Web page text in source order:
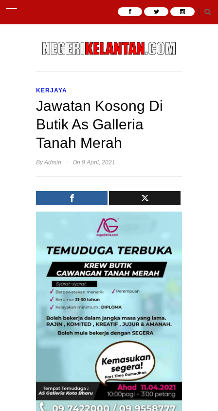
KERJAYA
Jawatan Kosong Di
Butik As Galleria
Tanah Merah
ByAdmin · On 9 April, 2021